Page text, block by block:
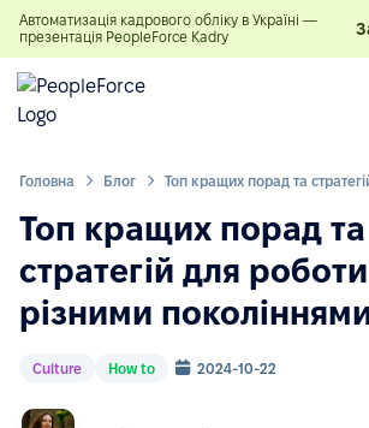
Автоматизація кадрового обліку в Україні —
презентація PeopleForce Kadry
Головна Блог
Топ кращих порад та
стратегій для
різними
Culture How to 2024-10-22